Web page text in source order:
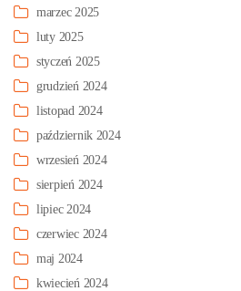
marzec 2025
luty 2025
styczeń 2025
grudzień 2024
listopad 2024
październik 2024
wrzesień 2024
sierpień 2024
lipiec 2024
czerwiec 2024
maj 2024
kwiecień 2024